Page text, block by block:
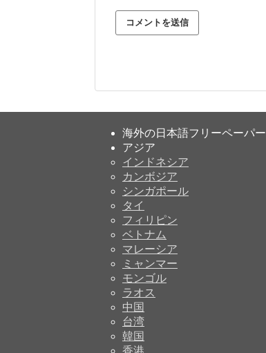
海外の日本語フリーペーパー
アジア
インドネシア
カンボジア
シンガポール
タイ
フィリピン
ベトナム
マレーシア
ミャンマー
モンゴル
ラオス
中国
台湾
韓国
香港